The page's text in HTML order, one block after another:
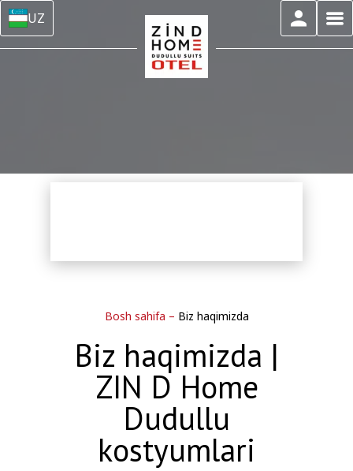
UZ
Bosh sahifa – Biz haqimizda
Biz haqimizda |
ZIN D Home
Dudullu
kostyumlari